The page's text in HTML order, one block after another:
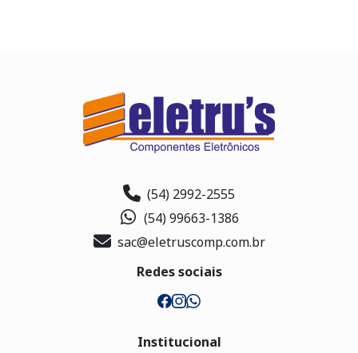
(54) 2992-2555
(54) 99663-1386
sac@eletruscomp.com.br
Redes sociais
Institucional